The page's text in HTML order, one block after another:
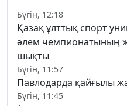
Бүгін, 12:18
Қазақ ұлттық спорт
әлем чемпионатының
шықты
Бүгін, 11:57
Павлодарда қайғылы
Бүгін, 11:45